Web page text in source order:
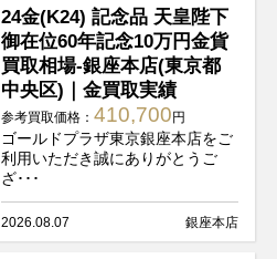
24金(K24) 記念品 天皇陛下
御在位60年記念10万円金貨
買取相場-銀座本店(東京都
中央区)｜金買取実績
参考買取価格：410,700 円
ゴールドプラザ東京銀座本店をご
利用いただき誠にありがとうご
ざ･･･
2026.08.07 銀座本店